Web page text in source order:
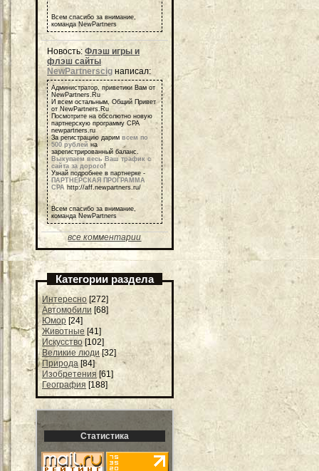
Всем спасибо за внимание,
команда NewPartners
Новость: Флэш игры и
флэш сайты
NewPartnerscig написал:
Администратор, приветики Вам от
NewPartners.Ru
И всем остальным, Общий Привет
от NewPartners.Ru
Посмотрите на обсолютно новую
партнерскую программу СРА
newpartners.ru
За регистрацию дарим всем по
500 рублей на
зарегистрированный баланс.
Выкупаем весь Ваш трафик с
сайта за дорого!
Узнай подробнее в партнерке -
ПАРТНЕРСКАЯ ПРОГРАММА
СРА http://aff.newpartners.ru/
Всем спасибо за внимание,
команда NewPartners
все комментарии
Категории раздела
Интересно [272]
Автомобили [68]
Юмор [24]
Животные [41]
Искусство [102]
Великие люди [32]
Природа [84]
Изобретения [61]
География [188]
Статистика